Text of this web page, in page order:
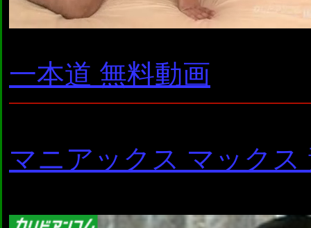
一本道 無料動画
マニアックス マックス